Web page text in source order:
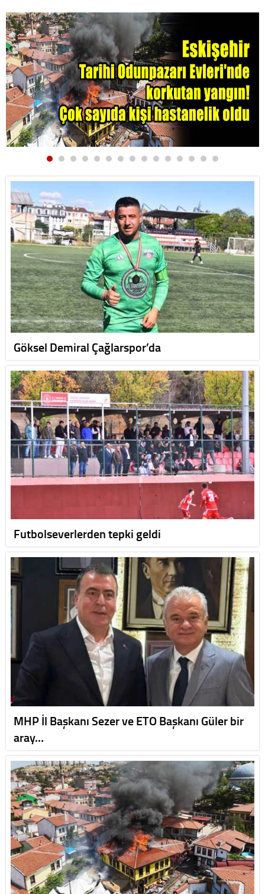
Göksel Demiral Çağlarspor’da
Futbolseverlerden tepki geldi
MHP İl Başkanı Sezer ve ETO Başkanı Güler bir
aray…